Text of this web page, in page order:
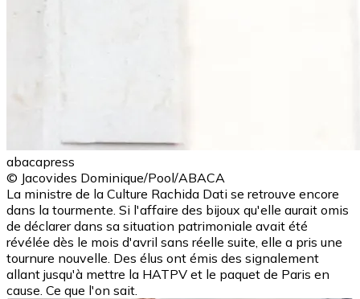
abacapress
© Jacovides Dominique/Pool/ABACA
La ministre de la Culture Rachida Dati se retrouve encore
dans la tourmente. Si l'affaire des bijoux qu'elle aurait omis
de déclarer dans sa situation patrimoniale avait été
révélée dès le mois d'avril sans réelle suite, elle a pris une
tournure nouvelle. Des élus ont émis des signalement
allant jusqu'à mettre la HATPV et le paquet de Paris en
cause. Ce que l'on sait.